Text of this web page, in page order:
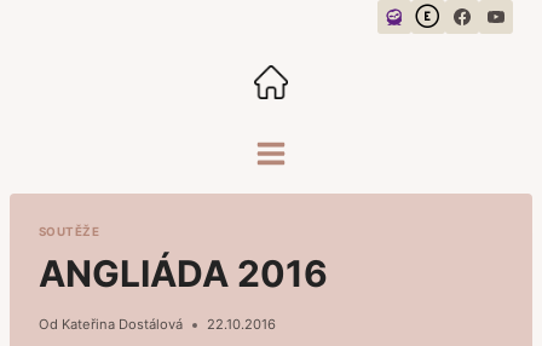
SOUTĚŽE
ANGLIÁDA 2016
Od Kateřina Dostálová 22.10.2016